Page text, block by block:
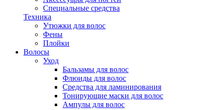
Специальные средства
Техника
Утюжки для волос
Фены
Плойки
Волосы
Уход
Бальзамы для волос
Флюиды для волос
Средства для ламинирования
Тонирующие маски для волос
Ампулы для волос